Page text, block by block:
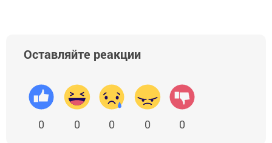
Оставляйте реакции
0 0 0 0 0